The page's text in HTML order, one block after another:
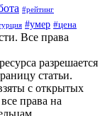
#рейтинг
#умер #цена
Все права
разрешается
статьи.
с открытых
права на